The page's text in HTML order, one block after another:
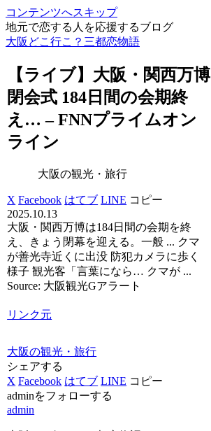
コンテンツへスキップ
地元で恋する人を応援するブログ
大阪どこ行こ？三都恋物語
【ライブ】 大阪 ・関西万博
閉会式 184日間の会期終
え… – FNNプライムオン
ライン
大阪の観光・旅行
X Facebook はてブ LINE コピー
2025.10.13
大阪・関西万博は184日間の会期を終
え、きょう閉幕を迎える。一般 ... クマ
が善光寺近くに出没 防犯カメラに歩く
様子 観光客「言葉になら… クマが ...
Source: 大阪観光Gアラート
リンク元
大阪の観光・旅行
シェアする
X Facebook はてブ LINE コピー
adminをフォローする
admin